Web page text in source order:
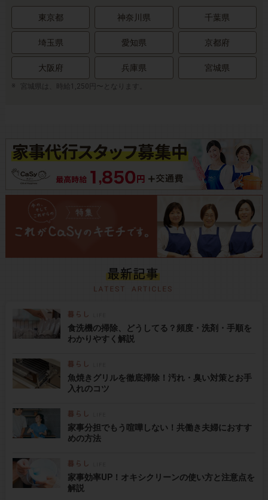
東京都 神奈川県 千葉県
埼玉県 愛知県 京都府
大阪府 兵庫県 宮城県
宮城県は、時給1,250円〜となります。
食洗機の掃除、どうしてる？頻度・洗剤・手順を
わかりやすく解説
魚焼きグリルを徹底掃除！汚れ・臭い対策とお手
入れのコツ
家事分担でもう喧嘩しない！共働き夫婦におすす
めの方法
家事効率UP！オキシクリーンの使い方と注意点を
解説